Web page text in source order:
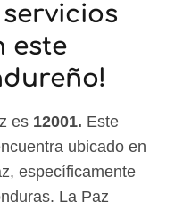
este
es 12001. Este
ubicado en
específicamente
La Paz